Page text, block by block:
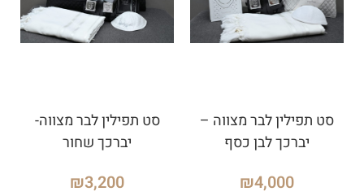
סט תפילין לבר מצווה –
יברכך לבן כסף
₪4,000
סט תפילין לבר מצווה-
יברכך שחור
₪3,200